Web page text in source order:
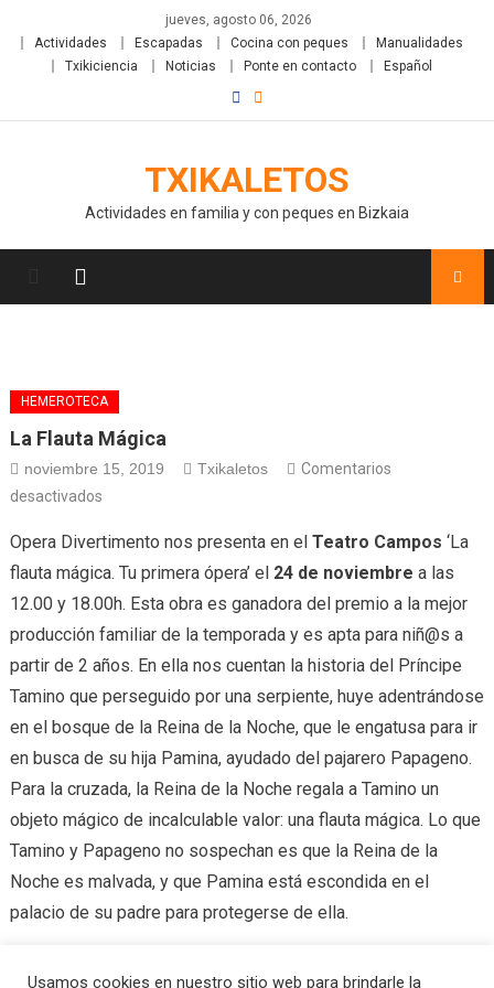
jueves, agosto 06, 2026
Actividades
Escapadas Cocina con peques
Manualidades
Txikiciencia
Noticias Ponte en contacto Español
TXIKALETOS
Actividades en familia y con peques en Bizkaia
HEMEROTECA
La Flauta Mágica
noviembre 15, 2019 Txikaletos
Comentarios
desactivados
Opera Divertimento nos presenta en el Teatro Campos ‘La
flauta mágica. Tu primera ópera’ el 24 de noviembre a las
12.00 y 18.00h. Esta obra es ganadora del premio a la mejor
producción familiar de la temporada y es apta para niñ@s a
partir de 2 años. En ella nos cuentan la historia del Príncipe
Tamino que perseguido por una serpiente, huye adentrándose
en el bosque de la Reina de la Noche, que le engatusa para ir
en busca de su hija Pamina, ayudado del pajarero Papageno.
Para la cruzada, la Reina de la Noche regala a Tamino un
objeto mágico de incalculable valor: una flauta mágica. Lo que
Tamino y Papageno no sospechan es que la Reina de la
Noche es malvada, y que Pamina está escondida en el
palacio de su padre para protegerse de ella.
TaggedLa flauta magica,ocio bilbao ,Opera Divertimento,opera infantil
Usamos cookies en nuestro sitio web para brindarle la